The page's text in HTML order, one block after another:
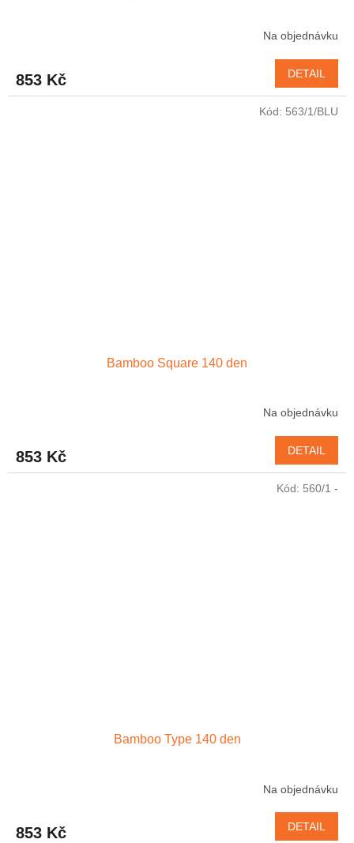
Na objednávku
853 Kč DETAIL
Bamboo Square 140 den
Na objednávku
853 Kč DETAIL
Kód: 563/1/BLU
Bamboo Type 140 den
Na objednávku
853 Kč DETAIL
Kód: 560/1 -